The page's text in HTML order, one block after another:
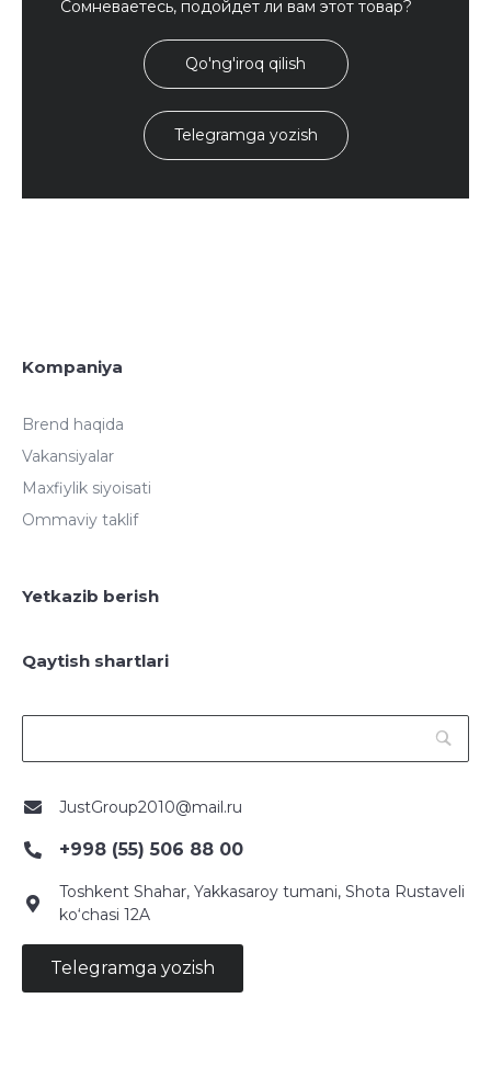
Сомневаетесь, подойдет ли вам этот товар?
Qo'ng'iroq qilish
Telegramga yozish
Kompaniya
Brend haqida
Vakansiyalar
Maxfiylik siyoisati
Ommaviy taklif
Yetkazib berish
Qaytish shartlari
JustGroup2010@mail.ru
+998 (55) 506 88 00
Toshkent Shahar, Yakkasaroy tumani, Shota Rustaveli
ko‘chasi 12A
Telegramga yozish